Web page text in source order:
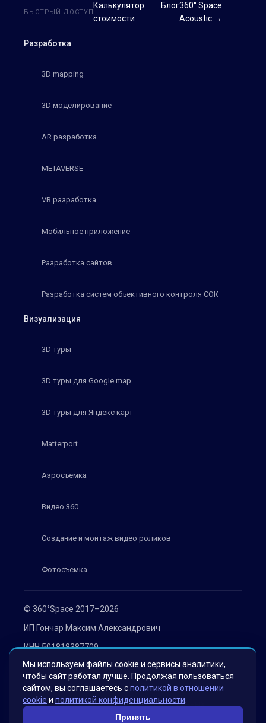
© 360°Space 2017–2026
ИП Гончар Максим Александрович
ИНН 501818387709
ОГРН 319508100030536
Политика конфиденциальности
Согласие на обработку персональных данных
Разработка
3D mapping
3D моделирование
AR разработка
METAVERSE
VR разработка
Мобильное приложение
Разработка сайтов
Разработка систем объективного контроля СОК
Визуализация
3D туры
3D туры для Google map
3D туры для Яндекс карт
Matterport
Аэросъемка
Видео 360
Создание и монтаж видео роликов
Фотосъемка
БЫСТРЫЙ ДОСТУП
Калькулятор
стоимости
Блог360° Space
Acoustic →
Мы используем файлы cookie и сервисы аналитики,
чтобы сайт работал лучше. Продолжая пользоваться
сайтом, вы соглашаетесь сполитикой в отношении
cookie и политикой конфиденциальности
Принять